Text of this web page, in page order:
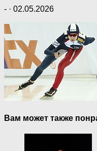
- · 02.05.2026
Вам может также